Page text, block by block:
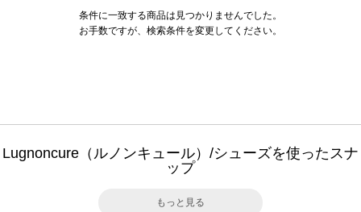
条件に一致する商品は見つかりませんでした。
お手数ですが、検索条件を変更してください。
Lugnoncure（ルノンキュール）/シューズを使ったスナ
ップ
もっと見る